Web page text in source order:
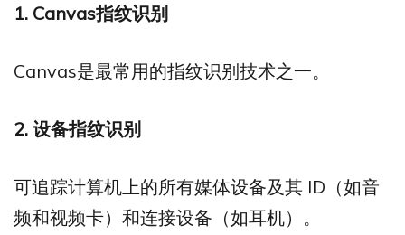
1. Canvas指纹识别
Canvas是最常用的指纹识别技术之一。
2. 设备指纹识别
可追踪计算机上的所有媒体设备及其 ID（如音
频和视频卡）和连接设备（如耳机）。